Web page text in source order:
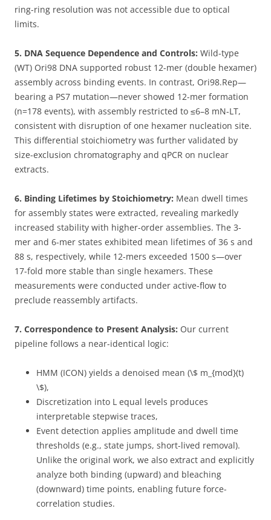
ring-ring resolution was not accessible due to optical
limits.
5. DNA Sequence Dependence and Controls: Wild-type
(WT) Ori98 DNA supported robust 12-mer (double hexamer)
assembly across binding events. In contrast, Ori98.Rep—
bearing a PS7 mutation—never showed 12-mer formation
(n=178 events), with assembly restricted to ≤6–8 mN-LT,
consistent with disruption of one hexamer nucleation site.
This differential stoichiometry was further validated by
size-exclusion chromatography and qPCR on nuclear
extracts.
6. Binding Lifetimes by Stoichiometry: Mean dwell times
for assembly states were extracted, revealing markedly
increased stability with higher-order assemblies. The 3-
mer and 6-mer states exhibited mean lifetimes of 36 s and
88 s, respectively, while 12-mers exceeded 1500 s—over
17-fold more stable than single hexamers. These
measurements were conducted under active-flow to
preclude reassembly artifacts.
7. Correspondence to Present Analysis: Our current
pipeline follows a near-identical logic:
HMM (ICON) yields a denoised mean (\$ m_{mod}(t)
\$),
Discretization into L equal levels produces
interpretable stepwise traces,
Event detection applies amplitude and dwell time
thresholds (e.g., state jumps, short-lived removal).
Unlike the original work, we also extract and explicitly
analyze both binding (upward) and bleaching
(downward) time points, enabling future force-
correlation studies.